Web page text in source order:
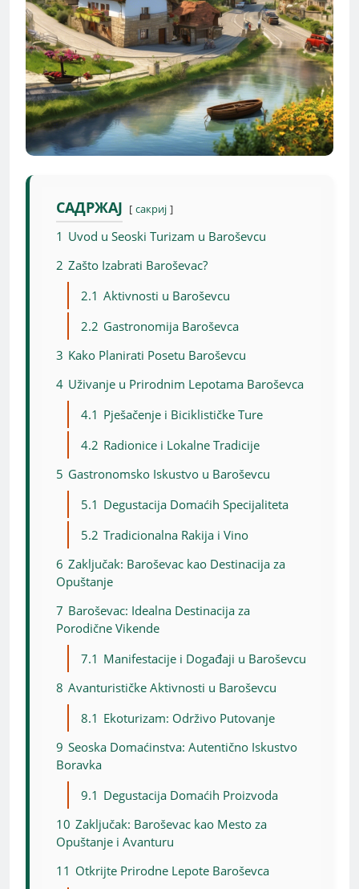
САДРЖАЈ сакриј
1 Uvod u Seoski Turizam u Baroševcu
2 Zašto Izabrati Baroševac?
2.1 Aktivnosti u Baroševcu
2.2 Gastronomija Baroševca
3 Kako Planirati Posetu Baroševcu
4 Uživanje u Prirodnim Lepotama Baroševca
4.1 Pješačenje i Biciklističke Ture
4.2 Radionice i Lokalne Tradicije
5 Gastronomsko Iskustvo u Baroševcu
5.1 Degustacija Domaćih Specijaliteta
5.2 Tradicionalna Rakija i Vino
6 Zaključak: Baroševac kao Destinacija za
Opuštanje
7 Baroševac: Idealna Destinacija za
Porodične Vikende
7.1 Manifestacije i Događaji u Baroševcu
8 Avanturističke Aktivnosti u Baroševcu
8.1 Ekoturizam: Održivo Putovanje
9 Seoska Domaćinstva: Autentično Iskustvo
Boravka
9.1 Degustacija Domaćih Proizvoda
10 Zaključak: Baroševac kao Mesto za
Opuštanje i Avanturu
11 Otkrijte Prirodne Lepote Baroševca